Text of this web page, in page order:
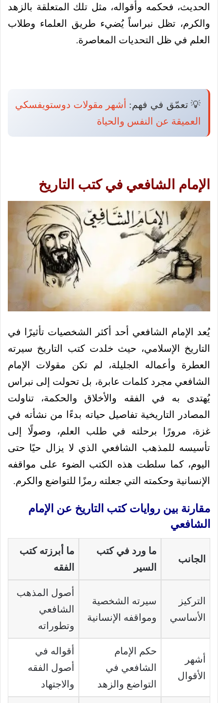
الحديث، فحكمه وأقواله، مثل تلك المتعلقة بالزهد
والكرم، تظل نبراساً يُضيء طريق العلماء وطلاب
العلم في ظل التحديات المعاصرة.
💡 تعمّق في فهم:
أشهر مقولات دوستويفسكي
العميقة عن النفس والحياة
الإمام الشافعي في كتب التاريخ
يُعد الإمام الشافعي أحد أكثر الشخصيات تأثيرًا في
التاريخ الإسلامي، حيث خلدت كتب التاريخ سيرته
العطرة وأعماله الجليلة، لم تكن مقولات الإمام
الشافعي مجرد كلمات عابرة، بل تحولت إلى نبراس
يُهتدى به في الفقه والأخلاق والحكمة، تناولت
المصادر التاريخية تفاصيل حياته بدءًا من نشأته في
غزة، مرورًا برحلته في طلب العلم، وصولًا إلى
تأسيسه للمذهب الشافعي الذي لا يزال حيًا حتى
اليوم، كما سلطت هذه الكتب الضوء على مواقفه
الإنسانية وحكمته التي جعلته رمزًا للتواضع والكرم.
مقارنة بين روايات كتب التاريخ عن الإمام
الشافعي
الجانب
ما ورد في كتب
السير
ما أبرزته كتب
الفقه
التركيز
الأساسي
سيرته الشخصية
ومواقفه الإنسانية
أصول المذهب
الشافعي
وتطوراته
أشهر
الأقوال
حكم الإمام
الشافعي في
التواضع والزهد
أقواله في
أصول الفقه
والاجتهاد